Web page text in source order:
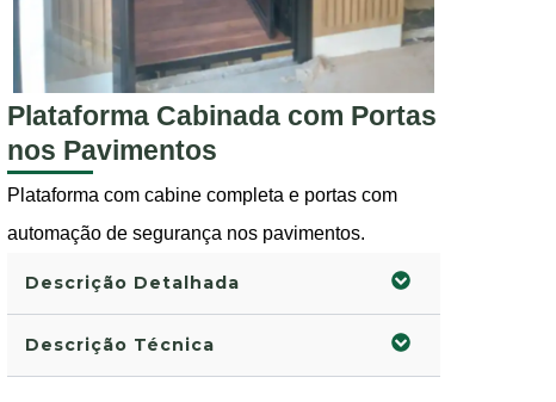
Plataforma Cabinada com Portas
nos Pavimentos
Plataforma com cabine completa e portas com
automação de segurança nos pavimentos.
Descrição Detalhada
Descrição Técnica